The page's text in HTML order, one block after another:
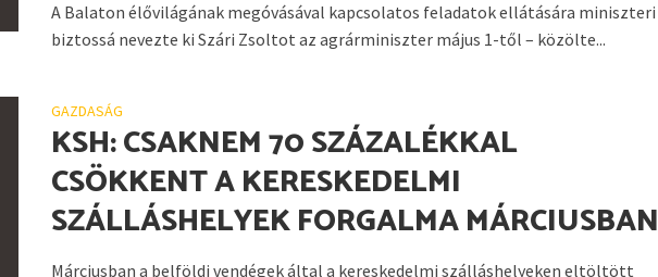
A Balaton élővilágának megóvásával kapcsolatos feladatok ellátására miniszteri
biztossá nevezte ki Szári Zsoltot az agrárminiszter május 1-től – közölte...
GAZDASÁG
KSH: CSAKNEM 70 SZÁZALÉKKAL
CSÖKKENT A KERESKEDELMI
SZÁLLÁSHELYEK FORGALMA MÁRCIUSBAN
Márciusban a belföldi vendégek által a kereskedelmi szálláshelyeken eltöltött